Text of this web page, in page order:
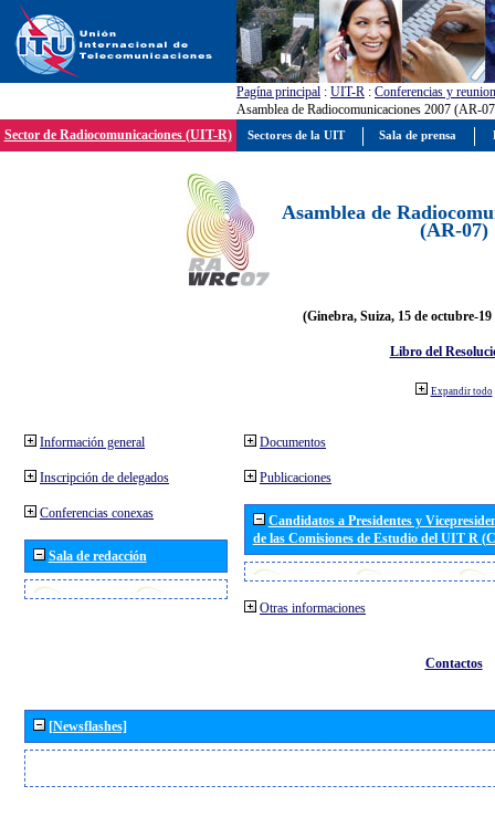
Pagína principal : UIT-R : Conferencias y
Asamblea de Radiocomunicaciones 2007 (AR-
Sector de Radiocomunicaciones (UIT-R)
Asamblea de
(AR-07)
(Ginebra, Suiza, 15 de octubre-19
Libro del
Expandir todo
Información general
Inscripción de delegados
Conferencias conexas
Sala de redacción
Documentos
Publicaciones
Candidatos a Presidentes y
de las Comisiones de Estudio del UIT R
Otras informaciones
Contactos
[Newsflashes]
Sectores de la UIT Sala de prensa